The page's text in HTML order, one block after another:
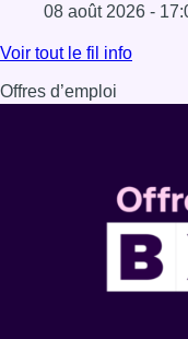
08 août 2026 -
Lire l'article
Voir tout le fil info
Offres d’emploi